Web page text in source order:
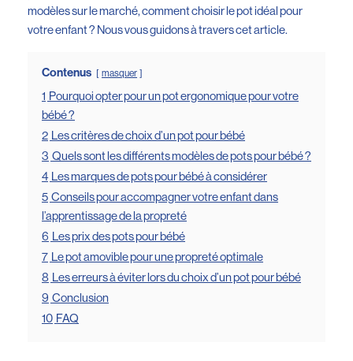
modèles sur le marché, comment choisir le pot idéal pour
votre enfant ? Nous vous guidons à travers cet article.
Contenus masquer
1 Pourquoi opter pour un pot ergonomique pour votre
bébé ?
2 Les critères de choix d’un pot pour bébé
3 Quels sont les différents modèles de pots pour bébé ?
4 Les marques de pots pour bébé à considérer
5 Conseils pour accompagner votre enfant dans
l’apprentissage de la propreté
6 Les prix des pots pour bébé
7 Le pot amovible pour une propreté optimale
8 Les erreurs à éviter lors du choix d’un pot pour bébé
9 Conclusion
10 FAQ